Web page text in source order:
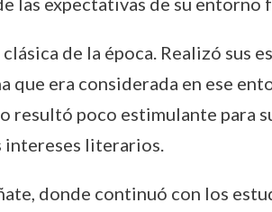
de la época. Realizó sus
era considerada en ese
resultó poco estimulante para
intereses literarios.
donde continuó con los